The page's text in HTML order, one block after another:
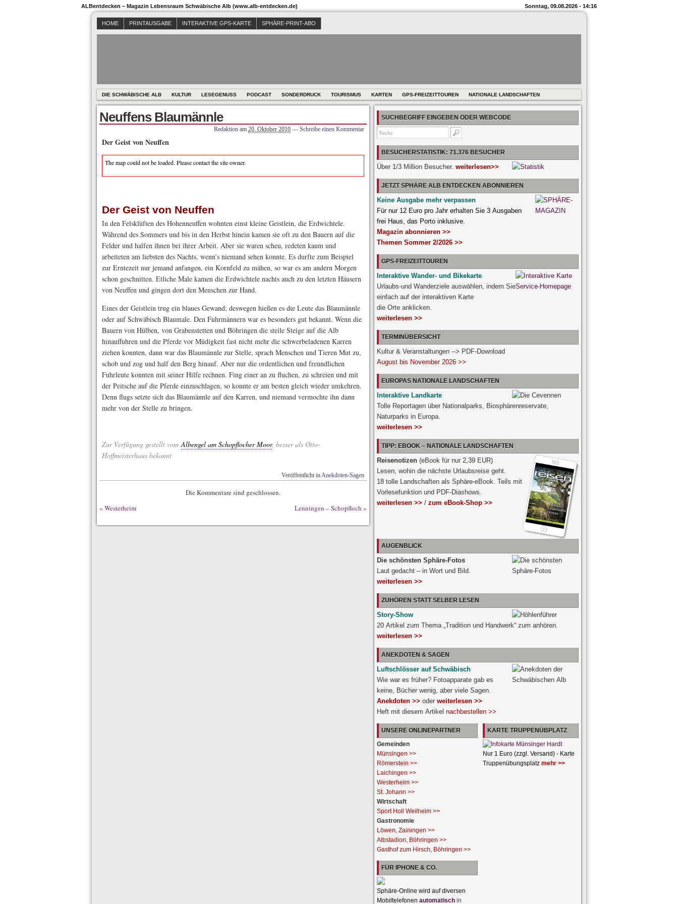
ALBentdecken – Magazin Lebensraum Schwäbische Alb (www.alb-entdecken.de) Sonntag, 09.08.2026 - 14:16
HOME PRINTAUSGABE INTERAKTIVE GPS-KARTE SPHÄRE-PRINT-ABO
DIE SCHWÄBISCHE ALB KULTUR LESEGENUSS PODCAST SONDERDRUCK TOURISMUS KARTEN GPS-FREIZEITTOUREN NATIONALE LANDSCHAFTEN
Neuffens Blaumännle
Redaktion am 20. Oktober 2010 — Schreibe einen Kommentar
Der Geist von Neuffen
The map could not be loaded. Please contact the site owner.
Der Geist von Neuffen
In den Felsklüften des Hohenneuffen wohnten einst kleine Geistlein, die Erdwichtele.
Während des Sommers und bis in den Herbst hinein kamen sie oft zu den Bauern auf die
Felder und halfen ihnen bei ihrer Arbeit. Aber sie waren scheu, redeten kaum und
arbeiteten am liebsten des Nachts, wenn’s niemand sehen konnte. Es durfte zum Beispiel
zur Erntezeit nur jemand anfangen, ein Kornfeld zu mähen, so war es am andern Morgen
schon geschnitten. Etliche Male kamen die Erdwichtele nachts auch zu den letzten Häusern
von Neuffen und gingen dort den Menschen zur Hand.
Eines der Geistlein trug ein blaues Gewand; deswegen hießen es die Leute das Blaumännle
oder auf Schwäbisch Blaumale. Den Fuhrmännern war es besonders gut bekannt. Wenn die
Bauern von Hülben, von Grabenstetten und Böhringen die steile Steige auf die Alb
hinauffuhren und die Pferde vor Müdigkeit fast nicht mehr die schwerbeladenen Karren
ziehen konnten, dann war das Blaumännle zur Stelle, sprach Menschen und Tieren Mut zu,
schob und zog und half den Berg hinauf. Aber nur die ordentlichen und freundlichen
Fuhrleute konnten mit seiner Hilfe rechnen. Fing einer an zu fluchen, zu schreien und mit
der Peitsche auf die Pferde einzuschlagen, so konnte er am besten gleich wieder umkehren.
Denn flugs setzte sich das Blaumännle auf den Karren, und niemand vermochte ihn dann
mehr von der Stelle zu bringen.
Zur Verfügung gestellt vomAlbengel am Schopflocher Moor, besser als Otto-
Hoffmeisterhaus bekannt
Veröffentlicht inAnekdoten-Sagen
Die Kommentare sind geschlossen.
« Westerheim Lenningen – Schopfloch »
SUCHBEGRIFF EINGEBEN ODER WEBCODE
BESUCHERSTATISTIK: 71.376 BESUCHER
Über 1/3 Million Besucher. weiterlesen>>
JETZT SPHÄRE ALB ENTDECKEN ABONNIEREN
Keine Ausgabe mehr verpassen
Für nur 12 Euro pro Jahr erhalten Sie 3 Ausgaben
frei Haus, das Porto inklusive.
Magazin abonnieren >>
Themen Sommer 2/2026 >>
GPS-FREIZEITTOUREN
Interaktive Wander- und Bikekarte
Urlaubs-und Wanderziele auswählen, indem Sie
einfach auf der interaktiven Karte
die Orte anklicken.
weiterlesen >>
TERMINÜBERSICHT
Kultur & Veranstaltungen --> PDF-Download
August bis November 2026 >>
EUROPAS NATIONALE LANDSCHAFTEN
Interaktive Landkarte
Tolle Reportagen über Nationalparks, Biosphärenreservate,
Naturparks in Europa.
weiterlesen >>
TIPP: EBOOK – NATIONALE LANDSCHAFTEN
Reisenotizen (eBook für nur 2,39 EUR)
Lesen, wohin die nächste Urlaubsreise geht.
18 tolle Landschaften als Sphäre-eBook. Teils mit
Vorlesefunktion und PDF-Diashows.
weiterlesen >> / zum eBook-Shop >>
AUGENBLICK
Die schönsten Sphäre-Fotos
Laut gedacht – in Wort und Bild.
weiterlesen >>
ZUHÖREN STATT SELBER LESEN
Story-Show
20 Artikel zum Thema „Tradition und Handwerk“ zum anhören.
weiterlesen >>
ANEKDOTEN & SAGEN
Luftschlösser auf Schwäbisch
Wie war es früher? Fotoapparate gab es
keine, Bücher wenig, aber viele Sagen.
Anekdoten >> oder weiterlesen >>
Heft mit diesem Artikel nachbestellen >>
UNSERE ONLINEPARTNER
Gemeinden
Münsingen >>
Römerstein >>
Laichingen >>
Westerheim >>
St. Johann >>
Wirtschaft
Sport Holl Weilheim >>
Gastronomie
Löwen, Zainingen >>
Albstadion, Böhringen >>
Gasthof zum Hirsch, Böhringen >>
FÜR IPHONE & CO.
Sphäre-Online wird auf diversen
Mobiltelefonen automatisch
KARTE TRUPPENÜBPLATZ
Nur 1 Euro (zzgl. Versand) - Karte
Truppenübungsplatz mehr >>